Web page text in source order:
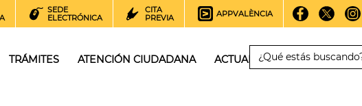
SEDE
ELECTRÓNICA
CITA
PREVIA
APPVALÈNCIA
TRÁMITES ATENCIÓN CIUDADANA ACTUALIDAD